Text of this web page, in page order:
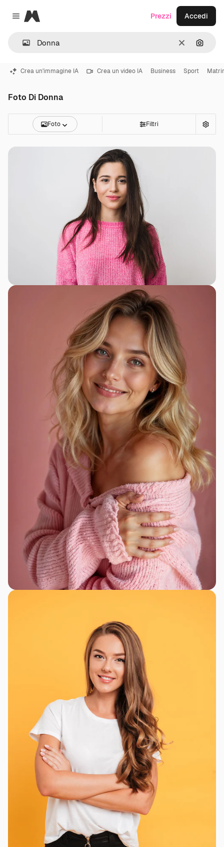
Close menu
Magnific
CancellaCerca
Prezzi Accedi
Crea un'immagine IA Crea un video IA Business Sport
Foto Di Donna
Foto Filtri